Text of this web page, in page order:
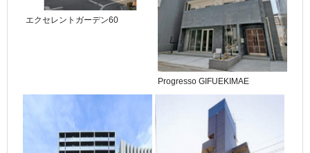
エクセレントガーデン60
Progresso GIFUEKIMAE